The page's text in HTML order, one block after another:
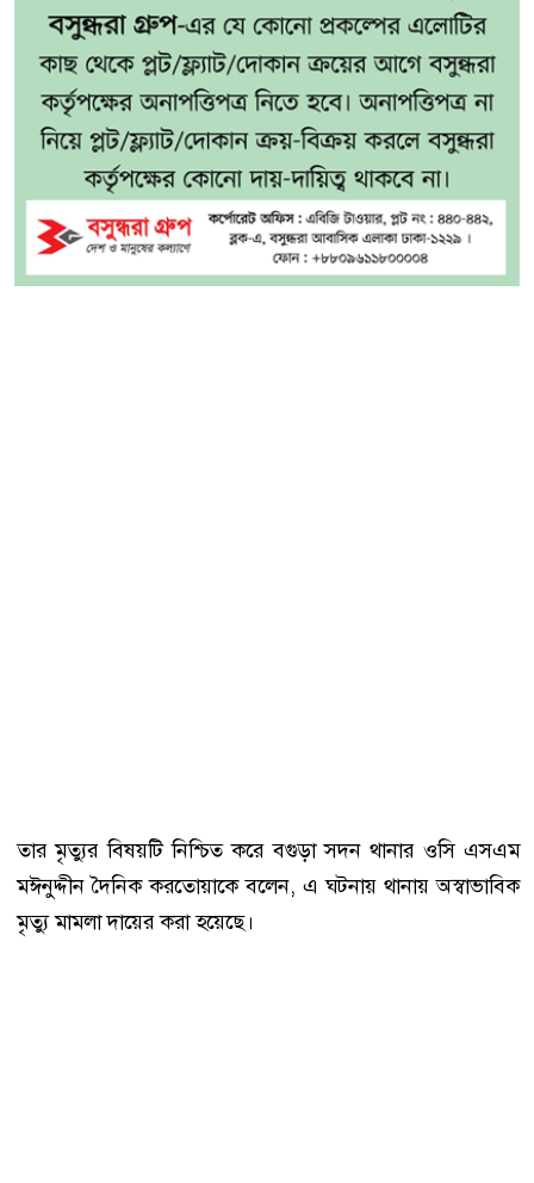
তার মৃত্যুর বিষয়টি নিশ্চিত করে বগুড়া সদন থানার ওসি এসএম
মঈনুদ্দীন দৈনিক করতোয়াকে বলেন, এ ঘটনায় থানায় অস্বাভাবিক
মৃত্যু মামলা দায়ের করা হয়েছে।